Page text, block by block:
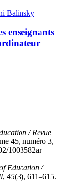
Balinsky
enseignants
/ Revue
45, numéro 3,
1003582ar
Education /
, 45(3), 611–615.